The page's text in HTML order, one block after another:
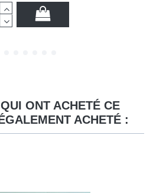
ONT ACHETÉ CE
ACHETÉ :